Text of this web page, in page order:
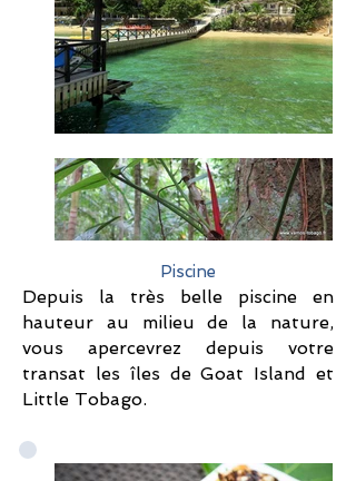
Piscine
Depuis la très belle piscine en
hauteur au milieu de la nature,
vous apercevrez depuis votre
transat les îles de Goat Island et
Little Tobago.